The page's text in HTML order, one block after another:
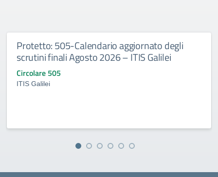
Protetto: 505-Calendario aggiornato degli
scrutini finali Agosto 2026 – ITIS Galilei
Circolare 505
ITIS Galilei